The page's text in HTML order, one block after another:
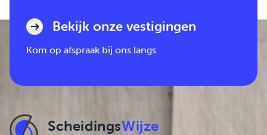
Bekijk onze vestigingen
Kom op afspraak bij ons langs
ScheidingsWijze